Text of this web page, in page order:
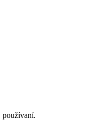
používaní.